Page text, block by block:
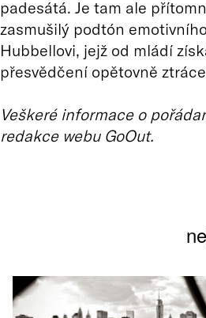
padesátá. Je tam ale
zasmušilý podtón
Hubbellovi, jejž od mládí
přesvědčení opětovně
Veškeré informace o
redakce webu GoOut.